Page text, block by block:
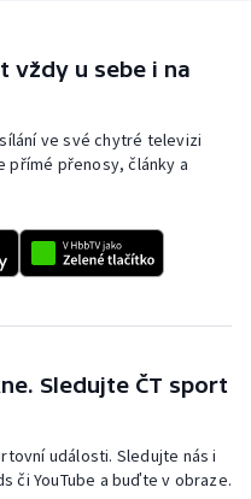
vždy u sebe i na
ve své chytré televizi
přímé přenosy, články a
Sledujte ČT sport
události. Sledujte nás i
či YouTube a buďte v obraze.